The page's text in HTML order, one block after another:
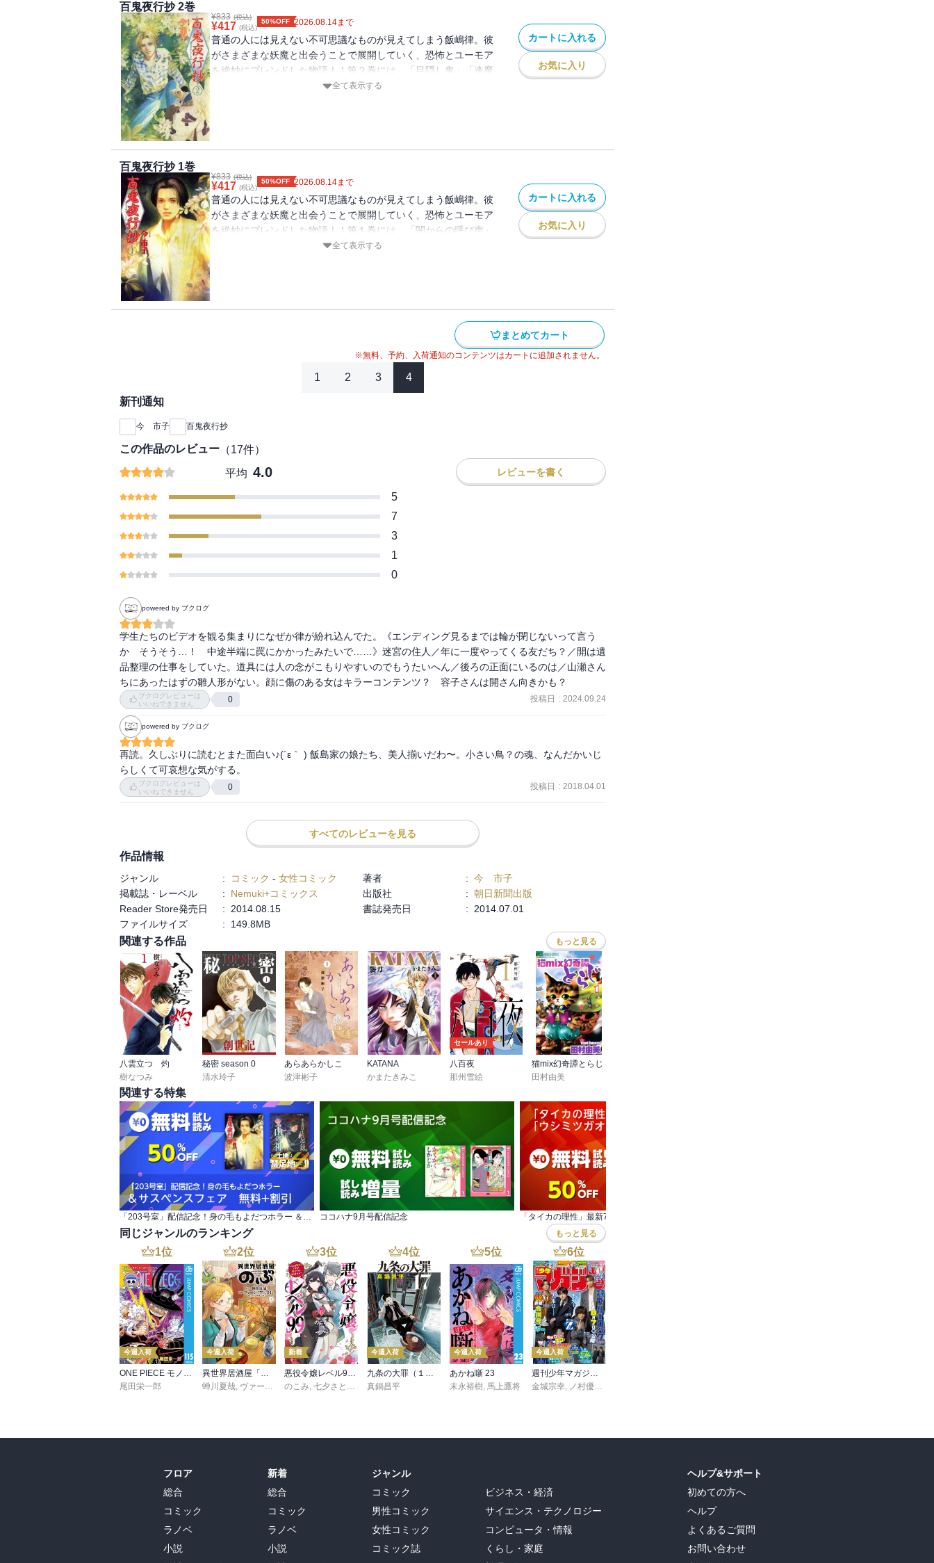
百鬼夜行抄 2巻
¥833 (税込)
¥417 (税込)
50%OFF 2026.08.14まで
普通の人には見えない不可思議なものが見えてしまう飯嶋律。彼
がさまざまな妖魔と出会うことで展開していく、恐怖とユーモア
を絶妙にブレンドした物語！！第２巻には、「目隠し鬼」「逢魔
の祭」「人喰いの庭」「雨夜の衝立」の４編を収録。【百鬼夜行
全て表示する
カートに入れる
お気に入り
百鬼夜行抄 1巻
¥833 (税込)
¥417 (税込)
50%OFF 2026.08.14まで
普通の人には見えない不可思議なものが見えてしまう飯嶋律。彼
がさまざまな妖魔と出会うことで展開していく、恐怖とユーモア
を絶妙にブレンドした物語！！第１巻には、「闇からの呼び声」
「あめふらし」「桜雀」の３編を収録。【百鬼夜行抄（眠れぬ夜
全て表示する
カートに入れる
お気に入り
まとめてカート
※無料、予約、入荷通知のコンテンツはカートに追加されません。
1 2 3 4
新刊通知
今 市子 百鬼夜行抄
この作品のレビュー （17件）
平均 4.0 レビューを書く
5
7
3
1
0
powered by ブクログ
学生たちのビデオを観る集まりになぜか律が紛れ込んでた。《エンディング見るまでは輪が閉じないって言う
か　そうそう…！　中途半端に罠にかかったみたいで……》迷宮の住人／年に一度やってくる友だち？／開は遺
品整理の仕事をしていた。道具には人の念がこもりやすいのでもうたいへん／後ろの正面にいるのは／山瀬さん
ちにあったはずの雛人形がない。顔に傷のある女はキラーコンテンツ？　容子さんは開さん向きかも？
ブクログレビューは
いいねできません
0 投稿日 : 2024.09.24
powered by ブクログ
再読。久しぶりに読むとまた面白い♪(´ε｀ ) 飯島家の娘たち、美人揃いだわ〜。小さい鳥？の魂、なんだかいじ
らしくて可哀想な気がする。
ブクログレビューは
いいねできません
0 投稿日 : 2018.04.01
すべてのレビューを見る
作品情報
ジャンル : コミック - 女性コミック 著者 : 今 市子
掲載誌・レーベル
: Nemuki+コミックス 出版社 : 朝日新聞出版
Reader Store発売日
: 2014.08.15 書誌発売日 :
2014.07.01
ファイルサイズ
: 149.8MB
関連する作品 もっと見る
八雲立つ 灼
樹なつみ
秘密 season 0
清水玲子
あらあらかしこ
波津彬子
KATANA
かまたきみこ
セールあり
八百夜
那州雪絵
猫mix幻奇譚とらじ
田村由美
関連する特集
「203号室」配信記念！身の毛もよだつホラー ＆サスペンスフェア 無料+割引 ココハナ9月号配信記念
同じジャンルのランキング もっと見る
1位
今週入荷
ONE PIECE モノクロ版 115
尾田栄一郎
2位
今週入荷
異世界居酒屋「のぶ」(22)
蝉川夏哉, ヴァージニア二等兵 ,転
3位
新着
悪役令嬢レベル99 ～私は裏ボスですが魔王ではありません～ その６
のこみ,七夕さとり Tea
4位
今週入荷
九条の大罪（１７）
真鍋昌平
5位
今週入荷
あかね噺 23
末永裕樹, 馬上鷹将
6位
今週入荷
週刊少年マガジン 2026年36・37号[2026年8月5日発売]
金城宗幸, ノ村優介
フロア
総合
コミック
ラノベ
小説
新着
総合
コミック
ラノベ
小説
ジャンル
コミック
男性コミック
女性コミック
コミック誌
ビジネス・経済
サイエンス・テクノロジー
コンピュータ・情報
くらし・家庭
ヘルプ&サポート
初めての方へ
ヘルプ
よくあるご質問
お問い合わせ